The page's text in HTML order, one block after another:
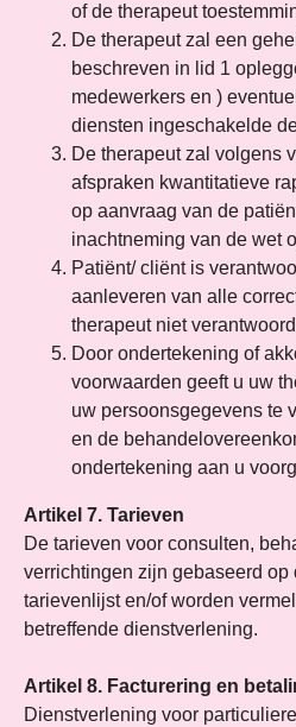
of de therapeut
De therapeut zal een
beschreven in lid 1
medewerkers en )
diensten ingeschakelde
De therapeut zal volgens
afspraken kwantitatieve
op aanvraag van de
inachtneming van de wet
Patiënt/ cliënt is
aanleveren van alle
therapeut niet
Door ondertekening of
voorwaarden geeft u uw
uw persoonsgegevens te
en de
ondertekening aan u
Artikel 7. Tarieven
De tarieven voor consulten,
verrichtingen zijn gebaseerd op
tarievenlijst en/of worden
betreffende dienstverlening.
Artikel 8. Facturering en
Dienstverlening voor